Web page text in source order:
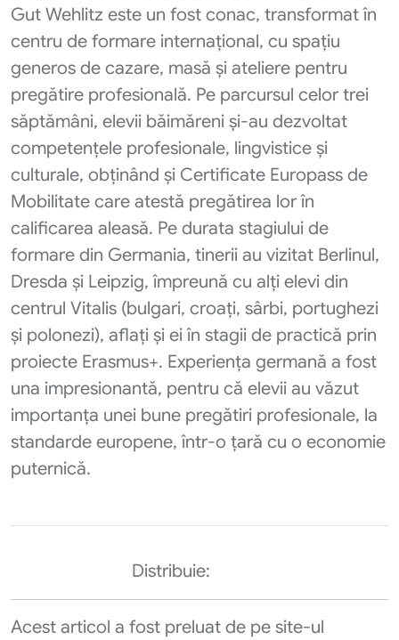
Gut Wehlitz este un fost conac, transformat în
centru de formare internațional, cu spațiu
generos de cazare, masă și ateliere pentru
pregătire profesională. Pe parcursul celor trei
săptămâni, elevii băimăreni și-au dezvoltat
competențele profesionale, lingvistice și
culturale, obținând și Certificate Europass de
Mobilitate care atestă pregătirea lor în
calificarea aleasă. Pe durata stagiului de
formare din Germania, tinerii au vizitat Berlinul,
Dresda și Leipzig, împreună cu alți elevi din
centrul Vitalis (bulgari, croați, sârbi, portughezi
și polonezi), aflați și ei în stagii de practică prin
proiecte Erasmus+. Experiența germană a fost
una impresionantă, pentru că elevii au văzut
importanța unei bune pregătiri profesionale, la
standarde europene, într-o țară cu o economie
puternică.
Distribuie:
Acest articol a fost preluat de pe site-ul